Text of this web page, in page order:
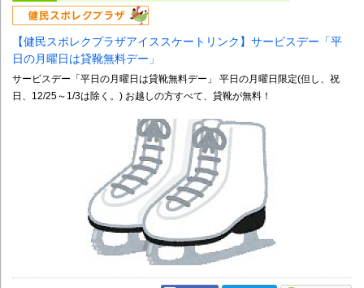
【健民スポレクプラザアイススケートリンク】サービスデー「平
日の月曜日は貸靴無料デー」
サービスデー「平日の月曜日は貸靴無料デー」 平日の月曜日限定(但し、祝
日、12/25～1/3は除く。) お越しの方すべて、貸靴が無料！